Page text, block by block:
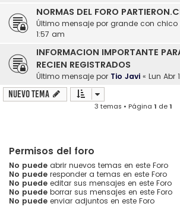
NORMAS DEL FORO
Último mensaje por grande con chico
1:57 am
INFORMACION IMPORTANTE
RECIEN REGISTRADOS
Último mensaje por Tio Javi « Lun Abr
Nuevo Tema
3 temas • Página 1 de1
Permisos del foro
No puede abrir nuevos temas en este Foro
No puede responder a temas en este Foro
No puede editar sus mensajes en este Foro
No puede borrar sus mensajes en este Foro
No puede enviar adjuntos en este Foro